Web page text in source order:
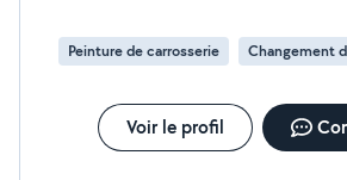
Peinture de carrosserie Changement
Voir le profil